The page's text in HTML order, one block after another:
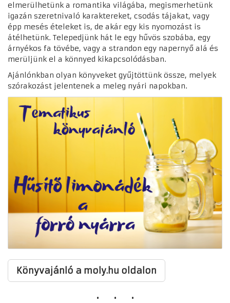
elmerülhetünk a romantika világába, megismerhetünk
igazán szeretnivaló karaktereket, csodás tájakat, vagy
épp mesés ételeket is, de akár egy kis nyomozást is
átélhetünk. Telepedjünk hát le egy hűvös szobába, egy
árnyékos fa tövébe, vagy a strandon egy napernyő alá és
merüljünk el a könnyed kikapcsolódásban.
Ajánlónkban olyan könyveket gyűjtöttünk össze, melyek
szórakozást jelentenek a meleg nyári napokban.
Könyvajánló a moly.hu oldalon